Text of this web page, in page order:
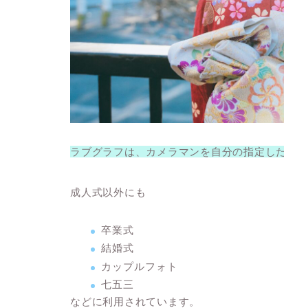
ラブグラフは、 カメラマンを自分の指定し
成人式以外にも
卒業式
結婚式
カップルフォト
七五三
などに利用されています。